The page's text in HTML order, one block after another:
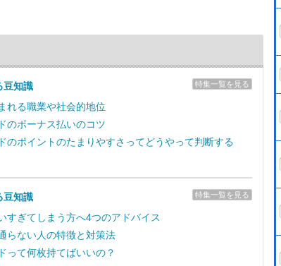
特集一覧を見る
豆知識
れる職業や社会的地位
のボーナス払いのコツ
のポイントのたまりやすさってどうやって判断する
特集一覧を見る
豆知識
すぎてしまう方へ4つのアドバイス
らない人の特徴と対策法
って何枚持てばいいの？